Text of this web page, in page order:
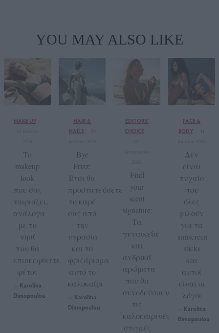
YOU MAY ALSO LIKE
MAKE UP
Το
makeup
look
που σας
ταιριάζει,
ανάλογα
με το
νησί
που θα
επισκεφθείτε
φέτος
Karolina
Dimopoulou
HAIR &
NAILS
Bye
Frizz:
Έτσι θα
προστατεύσετε
το καρέ
σας από
την
υγρασία
και το
φριζάρισμα
αυτό το
καλοκαίρι
Karolina
Dimopoulou
EDITORS'
CHOICE
Find
your
scent
signature:
Τα
γυναικεία
και
ανδρικά
αρώματα
που θα
συνοδεύσουν
τις
καλοκαιρινές
στιγμές
FACE &
BODY
Δεν
είναι
τυχαίο
που
όλες
μιλούν
για τα
sunscreen
sticks
και
αυτοί
είναι οι
λόγοι
Karolina
Dimopoulou